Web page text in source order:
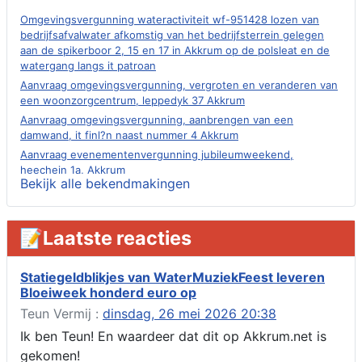
Omgevingsvergunning wateractiviteit wf-951428 lozen van
bedrijfsafvalwater afkomstig van het bedrijfsterrein gelegen
aan de spikerboor 2, 15 en 17 in Akkrum op de polsleat en de
watergang langs it patroan
Aanvraag omgevingsvergunning, vergroten en veranderen van
een woonzorgcentrum, leppedyk 37 Akkrum
Aanvraag omgevingsvergunning, aanbrengen van een
damwand, it finl?n naast nummer 4 Akkrum
Aanvraag evenementenvergunning jubileumweekend,
heechein 1a, Akkrum
Verlening omgevingsvergunning, tijdelijk gebruik openbare
ruimte 02-10 t/m 02-11-2026, sitadel voor nr 6 te Akkrum
Aanvraag omgevingsvergunning, tijdelijk gebruik openbare
ruimte 02-10 t/m 02-11-2026, sitadel voor nr 6 te Akkrum
Verlenging beslistermijn aanvraag omgevingsvergunning,
heechein 28, 8491 em Akkrum
Aanvraag omgevingsvergunning, veranderen van een woning
(voordeur en dakkapel), boarnsterdyk 75 Akkrum
Aanvraag omgevingsvergunning wateractiviteit wf-1012586
aanbrengen van asfalt t.b.v. onderhoud fietspad t.h.v
boarnsterdyk, Akkrum
Bekijk alle bekendmakingen
📝Laatste reacties
Statiegeldblikjes van WaterMuziekFeest leveren
Bloeiweek honderd euro op
Teun Vermij : dinsdag, 26 mei 2026 20:38
Ik ben Teun! En waardeer dat dit op Akkrum.net is
gekomen!